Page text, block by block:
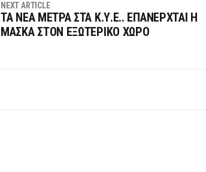
NEXT ARTICLE
ΤΑ ΝΕΑ ΜΕΤΡΑ ΣΤΑ Κ.Υ.Ε.. ΕΠΑΝΕΡΧΤΑΙ Η
ΜΑΣΚΑ ΣΤΟΝ ΕΞΩΤΕΡΙΚΟ ΧΩΡΟ